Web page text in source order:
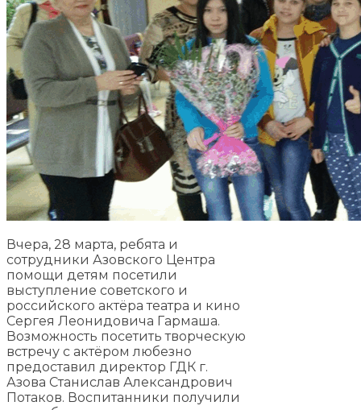
Вчера, 28 марта, ребята и
сотрудники Азовского Центра
помощи детям посетили
выступление советского и
российского актёра театра и кино
Сергея Леонидовича Гармаша.
Возможность посетить творческую
встречу с актёром любезно
предоставил директор ГДК г.
Азова Станислав Александрович
Потаков. Воспитанники получили